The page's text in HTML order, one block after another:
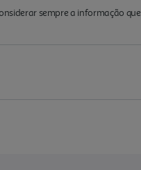
sempre a informação que